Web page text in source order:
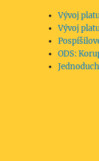
Vývoj
Vývoj
ODS: